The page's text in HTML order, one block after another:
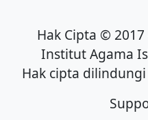
Hak Cipta ©
Institut Agama
Hak cipta